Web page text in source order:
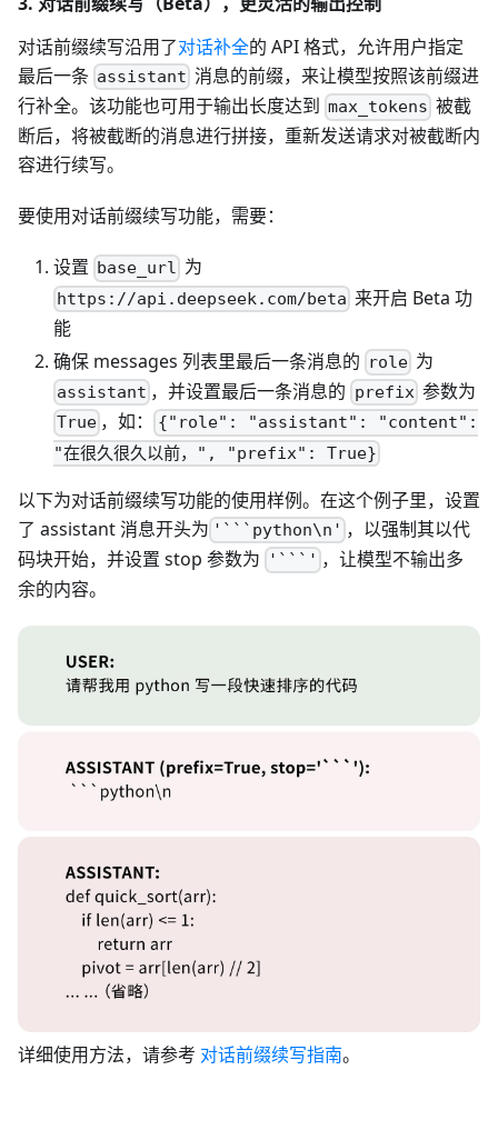
对话前缀续写沿用了对话补全的 API 格式，允许用户指定
最后一条 assistant 消息的前缀，来让模型按照该前缀进
行补全。该功能也可用于输出长度达到 max_tokens 被截
断后，将被截断的消息进行拼接，重新发送请求对被截断内
容进行续写。
要使用对话前缀续写功能，需要：
设置 base_url 为
https://api.deepseek.com/beta 来开启 Beta 功
能
确保 messages 列表里最后一条消息的 role 为
assistant ，并设置最后一条消息的 prefix参数为
True ，如：
{"role": "assistant": "content":
"在很久很久以前，", "prefix": True}
以下为对话前缀续写功能的使用样例。在这个例子里，设置
了 assistant 消息开头为 '```python\n' ，以强制其以代
码块开始，并设置 stop 参数为
'```' ，让模型不输出多
余的内容。
详细使用方法，请参考 对话前缀续写指南。